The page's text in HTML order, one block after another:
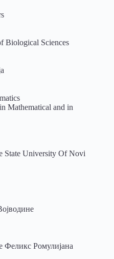
Biological Sciences
Mathematical and in
State University Of Novi
Ромулијана